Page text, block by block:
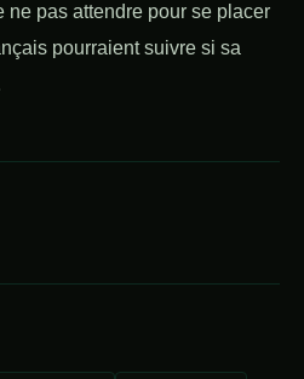
ne pas attendre pour se placer
pourraient suivre si sa